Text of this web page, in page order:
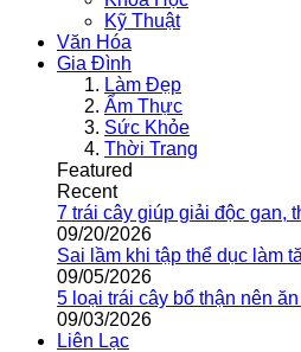
Kỹ Thuật
Văn Hóa
Gia Đình
Làm Đẹp
Ẩm Thực
Sức Khỏe
Thời Trang
Featured
Recent
7 trái cây giúp giải độc gan,
09/20/2026
Sai lầm khi tập thể dục làm
09/05/2026
5 loại trái cây bổ thận nên
09/03/2026
Liên Lạc